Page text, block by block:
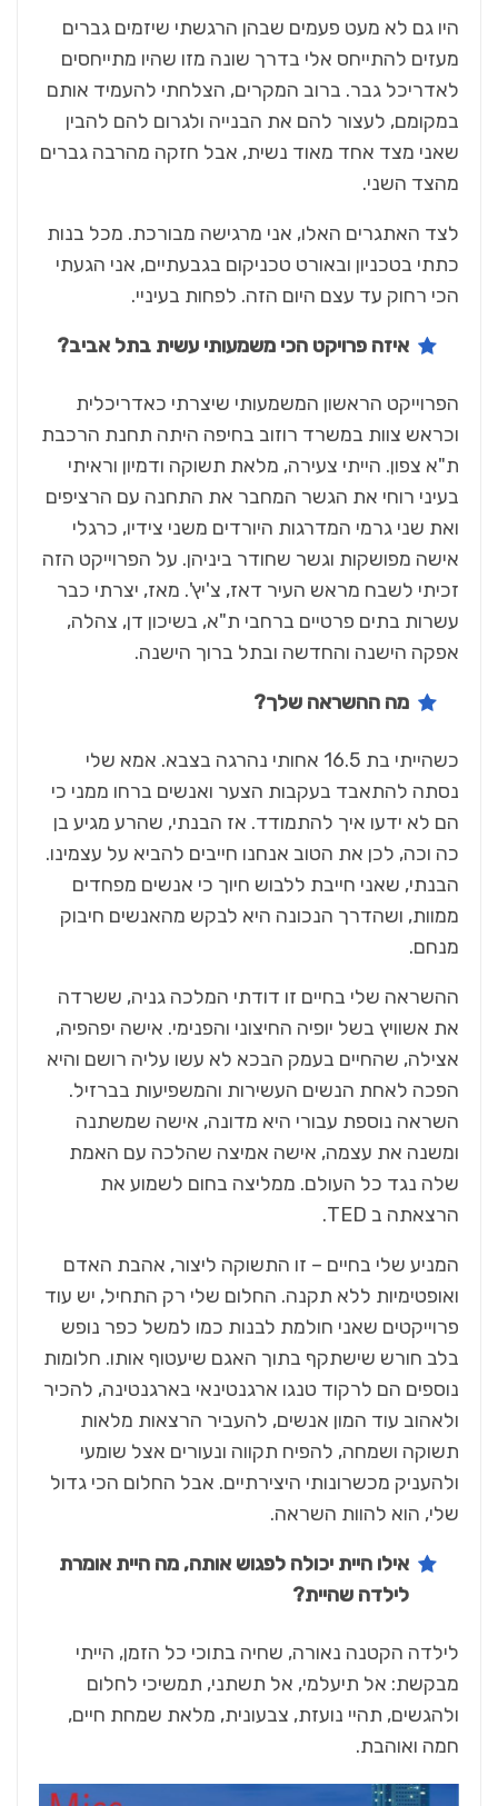
היו גם לא מעט פעמים שבהן הרגשתי שיזמים גברים
מעזים להתייחס אלי בדרך שונה מזו שהיו מתייחסים
לאדריכל גבר. ברוב המקרים, הצלחתי להעמיד אותם
במקומם, לעצור להם את הבנייה ולגרום להם להבין
שאני מצד אחד מאוד נשית, אבל חזקה מהרבה גברים
מהצד השני.
לצד האתגרים האלו, אני מרגישה מבורכת. מכל בנות
כתתי בטכניון ובאורט טכניקום בגבעתיים, אני הגעתי
הכי רחוק עד עצם היום הזה. לפחות בעיניי.
איזה פרויקט הכי משמעותי עשית בתל אביב?
הפרוייקט הראשון המשמעותי שיצרתי כאדריכלית
וכראש צוות במשרד רוזוב בחיפה היתה תחנת הרכבת
ת"א צפון. הייתי צעירה, מלאת תשוקה ודמיון וראיתי
בעיני רוחי את הגשר המחבר את התחנה עם הרציפים
ואת שני גרמי המדרגות היורדים משני צידיו, כרגלי
אישה מפושקות וגשר שחודר ביניהן. על הפרוייקט הזה
זכיתי לשבח מראש העיר דאז, צ'יץ'. מאז, יצרתי כבר
עשרות בתים פרטיים ברחבי ת"א, בשיכון דן, צהלה,
אפקה הישנה והחדשה ובתל ברוך הישנה.
מה ההשראה שלך?
כשהייתי בת 16.5 אחותי נהרגה בצבא. אמא שלי
נסתה להתאבד בעקבות הצער ואנשים ברחו ממני כי
הם לא ידעו איך להתמודד. אז הבנתי, שהרע מגיע בן
כה וכה, לכן את הטוב אנחנו חייבים להביא על עצמינו.
הבנתי, שאני חייבת ללבוש חיוך כי אנשים מפחדים
ממוות, ושהדרך הנכונה היא לבקש מהאנשים חיבוק
מנחם.
ההשראה שלי בחיים זו דודתי המלכה גניה, ששרדה
את אשוויץ בשל יופיה החיצוני והפנימי. אישה יפהפיה,
אצילה, שהחיים בעמק הבכא לא עשו עליה רושם והיא
הפכה לאחת הנשים העשירות והמשפיעות בברזיל.
השראה נוספת עבורי היא מדונה, אישה שמשתנה
ומשנה את עצמה, אישה אמיצה שהלכה עם האמת
שלה נגד כל העולם. ממליצה בחום לשמוע את
הרצאתה ב TED.
המניע שלי בחיים – זו התשוקה ליצור, אהבת האדם
ואופטימיות ללא תקנה. החלום שלי רק התחיל, יש עוד
פרוייקטים שאני חולמת לבנות כמו למשל כפר נופש
בלב חורש שישתקף בתוך האגם שיעטוף אותו. חלומות
נוספים הם לרקוד טנגו ארגנטינאי בארגנטינה, להכיר
ולאהוב עוד המון אנשים, להעביר הרצאות מלאות
תשוקה ושמחה, להפיח תקווה ונעורים אצל שומעי
ולהעניק מכשרונותי היצירתיים. אבל החלום הכי גדול
שלי, הוא להוות השראה.
אילו היית יכולה לפגוש אותה, מה היית אומרת
לילדה שהיית?
לילדה הקטנה נאורה, שחיה בתוכי כל הזמן, הייתי
מבקשת: אל תיעלמי, אל תשתני, תמשיכי לחלום
ולהגשים, תהיי נועזת, צבעונית, מלאת שמחת חיים,
חמה ואוהבת.